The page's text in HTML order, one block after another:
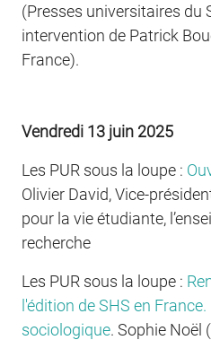
(Presses universitaires du
intervention de Patrick
France).
Vendredi 13 juin 2025
Les PUR sous la loupe :
Olivier David, Vice-
pour la vie étudiante,
recherche
Les PUR sous la loupe :
l'édition de SHS en
sociologique. Sophie Noël